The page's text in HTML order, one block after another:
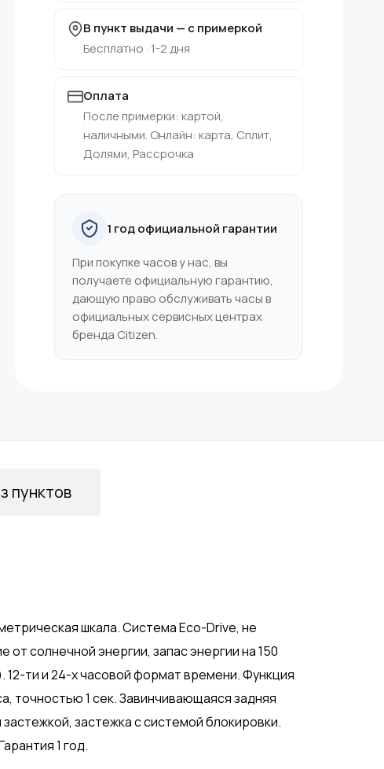
В пункт выдачи — с примеркой
Бесплатно · 1-2 дня
Оплата
После примерки: картой,
наличными. Онлайн: карта, Сплит,
Долями, Рассрочка
1 год официальной гарантии
При покупке часов у нас, вы
получаете официальную гарантию,
дающую право обслуживать часы в
официальных сервисных центрах
бренда Citizen.
шкала. Система Eco-Drive, не
солнечной энергии, запас энергии на 150
12-ти и 24-х часовой формат времени. Функция
точностью 1 сек. Завинчивающаяся задняя
застежка с системой блокировки.
1 год.
пунктов